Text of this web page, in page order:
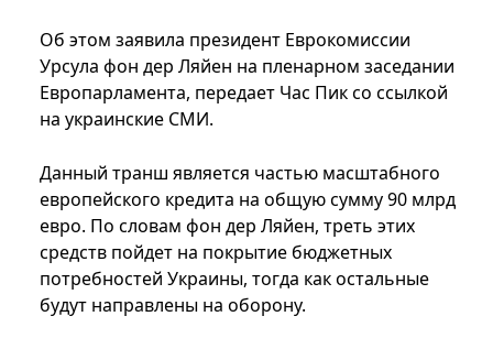
Об этом заявила президент Еврокомиссии
Урсула фон дер Ляйен на пленарном заседании
Европарламента, передает Час Пик со ссылкой
на украинские СМИ.
Данный транш является частью масштабного
европейского кредита на общую сумму 90 млрд
евро. По словам фон дер Ляйен, треть этих
средств пойдет на покрытие бюджетных
потребностей Украины, тогда как остальные
будут направлены на оборону.